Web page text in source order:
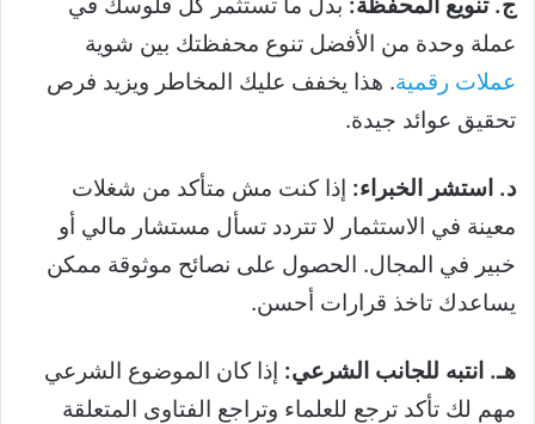
عملة وحدة من الأفضل تنوع محفظتك بين شوية
عملات رقمية. هذا يخفف عليك المخاطر ويزيد فرص
تحقيق عوائد جيدة.
د. استشر الخبراء: إذا كنت مش متأكد من شغلات
معينة في الاستثمار لا تتردد تسأل مستشار مالي أو
خبير في المجال. الحصول على نصائح موثوقة ممكن
يساعدك تاخذ قرارات أحسن.
هـ. انتبه للجانب الشرعي: إذا كان الموضوع الشرعي
مهم لك تأكد ترجع للعلماء وتراجع الفتاوى المتعلقة